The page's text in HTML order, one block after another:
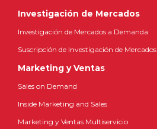
Investigación de Mercados
Investigación de Mercados a Demanda
Suscripción de Investigación de Mercados
Marketing y Ventas
Sales on Demand
Inside Marketing and Sales
Marketing y Ventas Multiservicio